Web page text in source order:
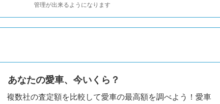
管理が出来るようになります
あなたの愛車、今いくら？
複数社の査定額を比較して愛車の最高額を調べよう！愛車